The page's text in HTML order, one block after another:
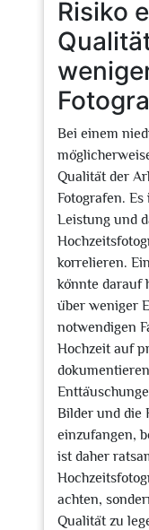
Risiko
Bei einem
Qualität der
Fotografen.
Leistung und
korrelieren.
könnte darauf
über weniger
notwendigen
Hochzeit auf
Bilder und die
einzufangen,
ist daher
achten,
Qualität zu